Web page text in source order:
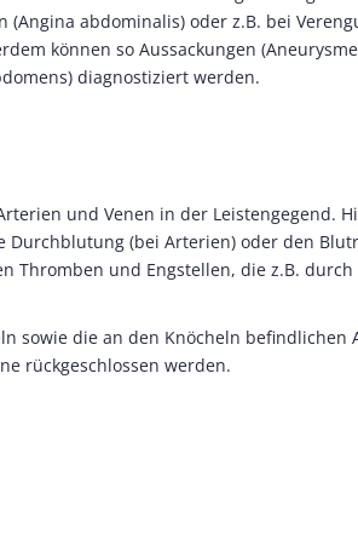
(Angina abdominalis) oder z.B. bei
können so Aussackungen
diagnostiziert werden.
und Venen in der Leistengegend.
(bei Arterien) oder den
Thromben und Engstellen, die z.B.
sowie die an den Knöcheln
rückgeschlossen werden.